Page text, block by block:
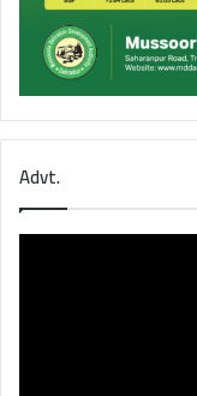
Advt.